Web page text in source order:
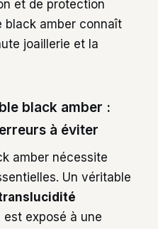
et de protection
black amber connaît
joaillerie et la
black amber :
à éviter
amber nécessite
Un véritable
est exposé à une